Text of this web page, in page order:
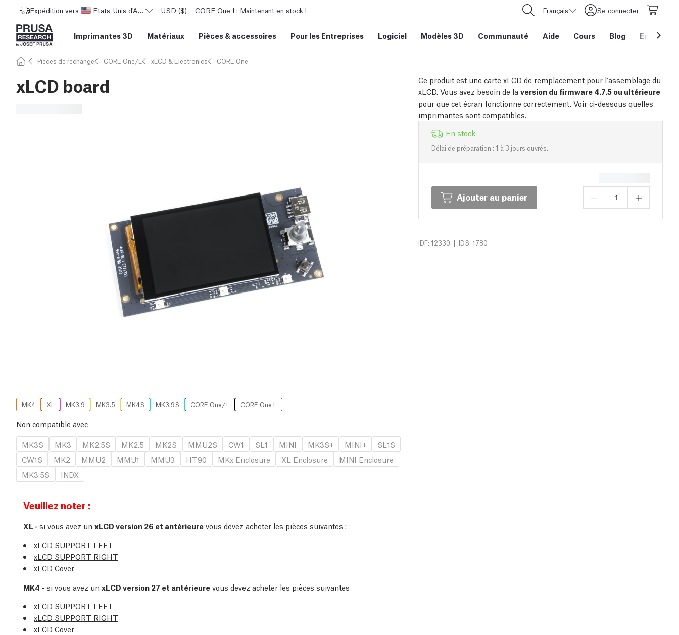
Expédition vers Etats-Unis d'AmériqueUSD ($) CORE One L: Maintenant en stock ! Français Se connecter
Imprimantes 3D Matériaux Pièces & accessoires Pour les Entreprises Logiciel Modèles 3D Communauté Aide Cours Blog Entreprise
Pièces de rechange CORE One/L xLCD & Electronics CORE One
xLCD board
Ce produit est une carte xLCD de remplacement pour l'assemblage du
xLCD. Vous avez besoin de la version du firmware 4.7.5 ou ultérieure
pour que cet écran fonctionne correctement. Voir ci-dessous quelles
imprimantes sont compatibles.
En stock
Délai de préparation : 1 à 3 jours ouvrés.
Ajouter au panier
IDF: 12330 | IDS: 1780
MK4 XL MK3.9 MK3.5 MK4S MK3.9S CORE One/+ CORE One L
Non compatible avec
MK3S
MK3 MK2.5S MK2.5 MK2S MMU2S CW1 SL1 MINI MK3S+ MINI+
SL1S
CW1S
MK2 MMU2 MMU1 MMU3 HT90 MKx Enclosure XL Enclosure
MINI Enclosure
MK3.5S
INDX
Veuillez noter :
XL - si vous avez un xLCD version 26 et antérieure vous devez acheter les pièces suivantes :
xLCD SUPPORT LEFT
xLCD SUPPORT RIGHT
xLCD Cover
MK4 - si vous avez un xLCD version 27 et antérieure vous devez acheter les pièces suivantes
xLCD SUPPORT LEFT
xLCD SUPPORT RIGHT
xLCD Cover